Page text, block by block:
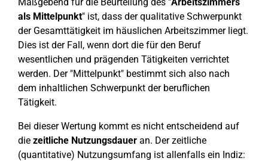
als Mittelpunkt" ist, dass der qualitative Schwerpunkt
der Gesamttätigkeit im häuslichen Arbeitszimmer liegt.
Dies ist der Fall, wenn dort die für den Beruf
wesentlichen und prägenden Tätigkeiten verrichtet
werden. Der "Mittelpunkt" bestimmt sich also nach
dem inhaltlichen Schwerpunkt der beruflichen
Tätigkeit.
Bei dieser Wertung kommt es nicht entscheidend auf
die zeitliche Nutzungsdauer an. Der zeitliche
(quantitative) Nutzungsumfang ist allenfalls ein Indiz: